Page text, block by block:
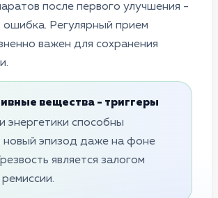
после первого улучшения -
ошибка. Регулярный прием
важен для сохранения
вещества - триггеры
энергетики способны
новый эпизод даже на фоне
является залогом